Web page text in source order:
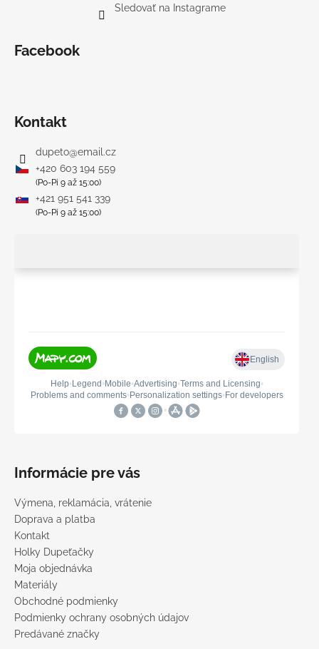
Sledovať na Instagrame
Facebook
Kontakt
dupeto@email.cz
+420 603 194 559
(Po-Pi 9 až 15:00)
+421 951 541 339
(Po-Pi 9 až 15:00)
Informácie pre vás
Výmena, reklamácia, vrátenie
Doprava a platba
Kontakt
Holky Dupeťačky
Moja objednávka
Materiály
Obchodné podmienky
Podmienky ochrany osobných údajov
Predávané značky